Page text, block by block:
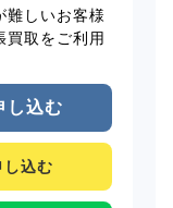
難しいお客様
買取をご利用
し込む
込む